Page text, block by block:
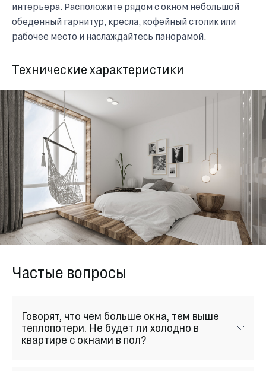
интерьера. Расположите рядом с окном небольшой
обеденный гарнитур, кресла, кофейный столик или
рабочее место и наслаждайтесь панорамой.
Технические характеристики
Частые вопросы
Говорят, что чем больше окна, тем выше
теплопотери. Не будет ли холодно в
квартире с окнами в пол?